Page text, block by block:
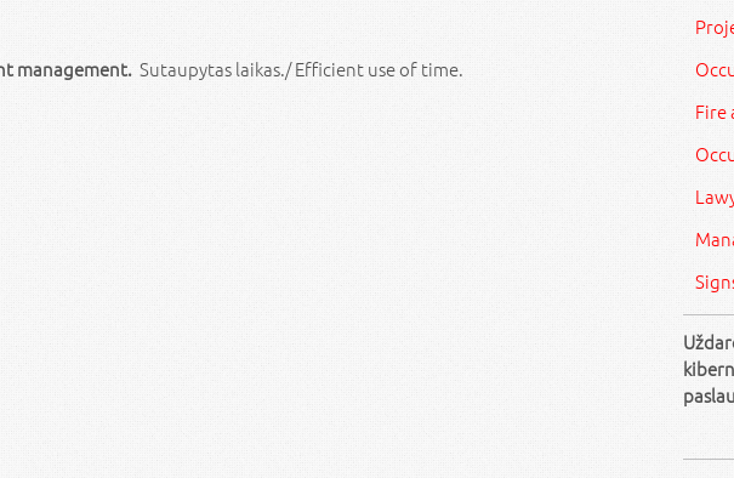
management. Sutaupytas laikas./ Efficient use of time.
Fire